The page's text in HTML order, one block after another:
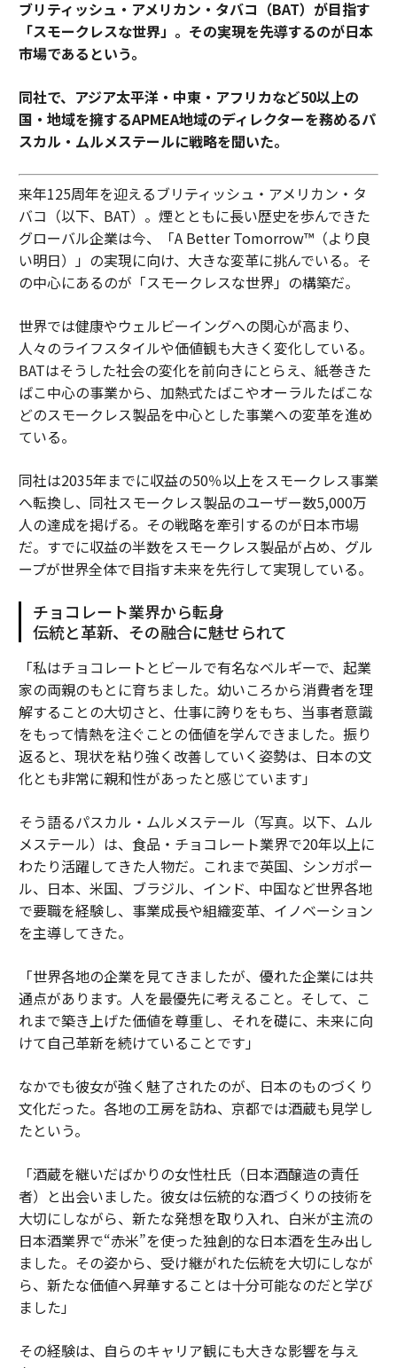
ブリティッシュ・アメリカン・タバコ（BAT）が目指す
「スモークレスな世界」。その実現を先導するのが日本
市場であるという。
同社で、アジア太平洋・中東・アフリカなど50以上の
国・地域を擁するAPMEA地域のディレクターを務めるパ
スカル・ムルメステールに戦略を聞いた。
来年125周年を迎えるブリティッシュ・アメリカン・タ
バコ（以下、BAT）。煙とともに長い歴史を歩んできた
グローバル企業は今、「A Better Tomorrow™（より良
い明日）」の実現に向け、大きな変革に挑んでいる。そ
の中心にあるのが「スモークレスな世界」の構築だ。
世界では健康やウェルビーイングへの関心が高まり、
人々のライフスタイルや価値観も大きく変化している。
BATはそうした社会の変化を前向きにとらえ、紙巻きた
ばこ中心の事業から、加熱式たばこやオーラルたばこな
どのスモークレス製品を中心とした事業への変革を進め
ている。
同社は2035年までに収益の50％以上をスモークレス事業
へ転換し、同社スモークレス製品のユーザー数5,000万
人の達成を掲げる。その戦略を牽引するのが日本市場
だ。すでに収益の半数をスモークレス製品が占め、グル
ープが世界全体で目指す未来を先行して実現している。
チョコレート業界から転身
伝統と革新、その融合に魅せられて
「私はチョコレートとビールで有名なベルギーで、起業
家の両親のもとに育ちました。幼いころから消費者を理
解することの大切さと、仕事に誇りをもち、当事者意識
をもって情熱を注ぐことの価値を学んできました。振り
返ると、現状を粘り強く改善していく姿勢は、日本の文
化とも非常に親和性があったと感じています」
そう語るパスカル・ムルメステール（写真。以下、ムル
メステール）は、食品・チョコレート業界で20年以上に
わたり活躍してきた人物だ。これまで英国、シンガポー
ル、日本、米国、ブラジル、インド、中国など世界各地
で要職を経験し、事業成長や組織変革、イノベーション
を主導してきた。
「世界各地の企業を見てきましたが、優れた企業には共
通点があります。人を最優先に考えること。そして、こ
れまで築き上げた価値を尊重し、それを礎に、未来に向
けて自己革新を続けていることです」
なかでも彼女が強く魅了されたのが、日本のものづくり
文化だった。各地の工房を訪ね、京都では酒蔵も見学し
たという。
「酒蔵を継いだばかりの女性杜氏（日本酒醸造の責任
者）と出会いました。彼女は伝統的な酒づくりの技術を
大切にしながら、新たな発想を取り入れ、白米が主流の
日本酒業界で“赤米”を使った独創的な日本酒を生み出し
ました。その姿から、受け継がれた伝統を大切にしなが
ら、新たな価値へ昇華することは十分可能なのだと学び
ました」
その経験は、自らのキャリア観にも大きな影響を与え